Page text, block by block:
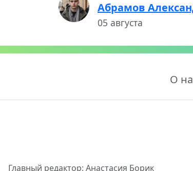
Абрамов
05 августа
О
Главный редактор: Анастасия Борик